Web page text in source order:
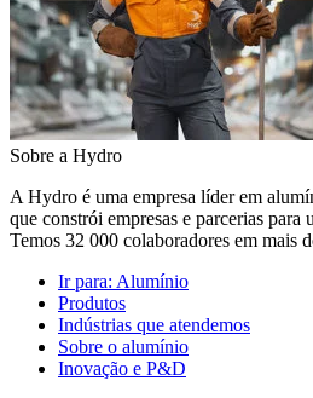
Sobre a Hydro
A Hydro é uma empresa líder em
que constrói empresas e parcerias para
Temos 32 000 colaboradores em mais
Ir para: Alumínio
Produtos
Indústrias que atendemos
Sobre o alumínio
Inovação e P&D